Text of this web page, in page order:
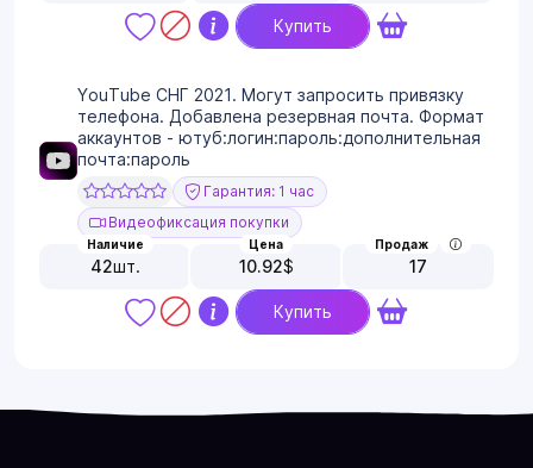
Купить
YouTube СНГ 2021. Могут запросить привязку
телефона. Добавлена резервная почта. Формат
аккаунтов - ютуб:логин:пароль:дополнительная
почта:пароль
Гарантия: 1 час
Видеофиксация покупки
Наличие
42шт.
Цена
10.92$
Продаж
17
Купить